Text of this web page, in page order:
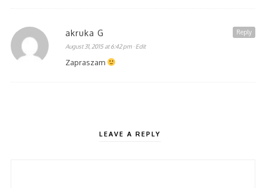
akruka G
August 31, 2015 at 6:42 pm · Edit
Zapraszam
Reply
LEAVE A REPLY